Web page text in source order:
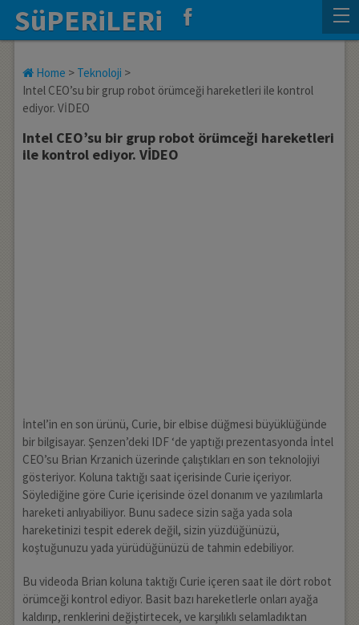
SüPERiLERi
Home > Teknoloji >
Intel CEO’su bir grup robot örümceği hareketleri ile kontrol
ediyor. VİDEO
Intel CEO’su bir grup robot örümceği hareketleri
ile kontrol ediyor. VİDEO
İntel’in en son ürünü, Curie, bir elbise düğmesi büyüklüğünde
bir bilgisayar. Şenzen’deki IDF ‘de yaptığı prezentasyonda İntel
CEO’su Brian Krzanich üzerinde çalıştıkları en son teknolojiyi
gösteriyor. Koluna taktığı saat içerisinde Curie içeriyor.
Söylediğine göre Curie içerisinde özel donanım ve yazılımlarla
hareketi anlıyabiliyor. Bunu sadece sizin sağa yada sola
hareketinizi tespit ederek değil, sizin yüzdüğünüzü,
koştuğunuzu yada yürüdüğünüzü de tahmin edebiliyor.
Bu videoda Brian koluna taktığı Curie içeren saat ile dört robot
örümceği kontrol ediyor. Basit bazı hareketlerle onları ayağa
kaldırıp, renklerini değiştirtecek, ve karşılıklı selamladıktan